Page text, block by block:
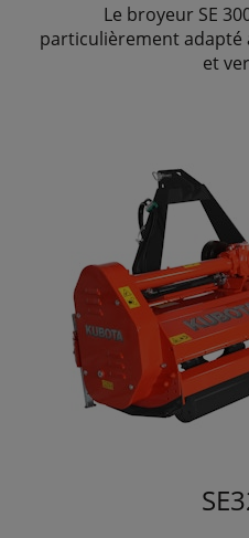
Le broyeur SE
particulièrement adapté
et